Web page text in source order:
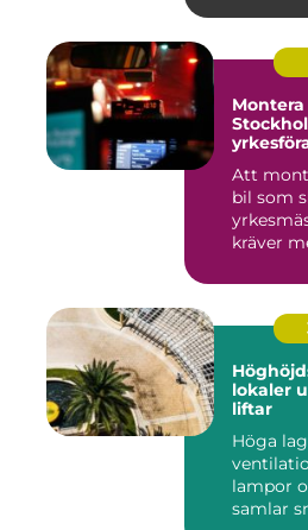
Att
bil som
kräver
lokaler
liftar
Höga
lampor
samlar